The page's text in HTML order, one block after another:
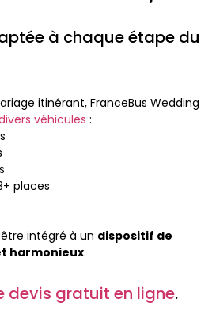
à chaque étape du
itinérant, FranceBus Wedding
véhicules :
places
intégré à un dispositif de
harmonieux.
devis gratuit en ligne.